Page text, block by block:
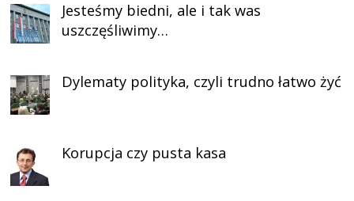
Jesteśmy biedni, ale i tak was
uszczęśliwimy…
Dylematy polityka, czyli trudno łatwo żyć
Korupcja czy pusta kasa